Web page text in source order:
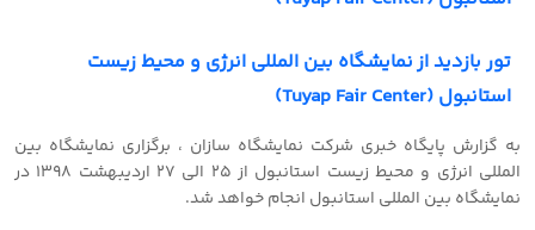
تور بازدید از نمایشگاه بین المللی انرژی و محیط زیست
استانبول (Tuyap Fair Center)
به گزارش پایگاه خبری شرکت نمایشگاه سازان ، برگزاری نمایشگاه بین
المللی انرژی و محیط زیست استانبول از 25 الی 27 اردیبهشت 1398 در
نمایشگاه بین المللی استانبول انجام خواهد شد.